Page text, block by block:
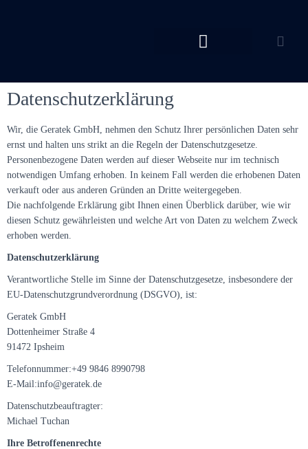
Datenschutzerklärung
Wir, die Geratek GmbH, nehmen den Schutz Ihrer persönlichen Daten sehr
ernst und halten uns strikt an die Regeln der Datenschutzgesetze.
Personenbezogene Daten werden auf dieser Webseite nur im technisch
notwendigen Umfang erhoben. In keinem Fall werden die erhobenen Daten
verkauft oder aus anderen Gründen an Dritte weitergegeben.
Die nachfolgende Erklärung gibt Ihnen einen Überblick darüber, wie wir
diesen Schutz gewährleisten und welche Art von Daten zu welchem Zweck
erhoben werden.
Datenschutzerklärung
Verantwortliche Stelle im Sinne der Datenschutzgesetze, insbesondere der
EU-Datenschutzgrundverordnung (DSGVO), ist:
Geratek GmbH
Dottenheimer Straße 4
91472 Ipsheim
Telefonnummer:+49 9846 8990798
E-Mail:info@geratek.de
Datenschutzbeauftragter:
Michael Tuchan
Ihre Betroffenenrechte